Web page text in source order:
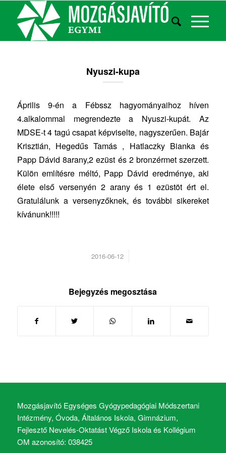
Nyuszi-kupa
Április 9-én a Fébssz hagyományaihoz híven
4.alkalommal megrendezte a Nyuszi-kupát. Az
MDSE-t 4 tagú csapat képviselte, nagyszerűen. Bajár
Krisztián, Hegedűs Tamás , Hatlaczky Bianka és
Papp Dávid 8arany,2 ezüst és 2 bronzérmet szerzett.
Külön említésre méltó, Papp Dávid eredménye, aki
élete első versenyén 2 arany és 1 ezüstöt ért el.
Gratulálunk a versenyzőknek, és további sikereket
kívánunk!!!!!
2016-06-12
/
Bejegyzés megosztása
Mozgásjavító Egységes Gyógypedagógiai Módszertani
Intézmény, Óvoda, Általános Iskola, Gimnázium,
Fejlesztő Nevelés-Oktatást Végző Iskola és Kollégium
OM azonosító: 038425